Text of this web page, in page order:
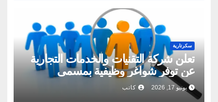
سكرتارية
تعلن شركة التقنيات والخدمات التجارية
عن توفر شواغر وظيفية بمسمى
سكرتيرة تنفيذية ومحاسب في عمّان
يونيو 17, 2026 كاتب